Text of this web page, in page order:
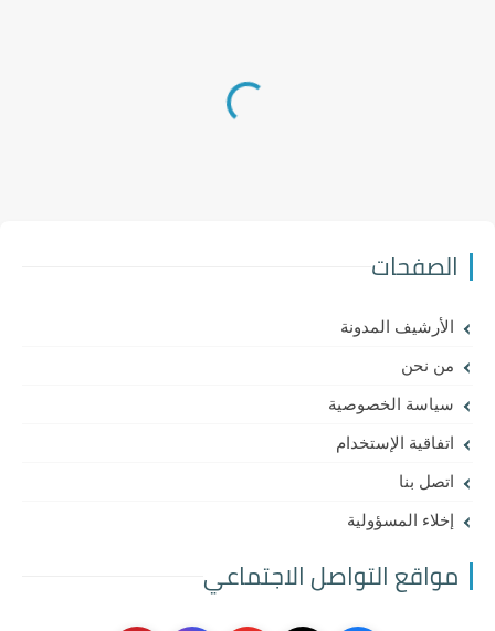
الصفحات
الأرشيف المدونة
من نحن
سياسة الخصوصية
اتفاقية الإستخدام
اتصل بنا
إخلاء المسؤولية
مواقع التواصل الاجتماعي